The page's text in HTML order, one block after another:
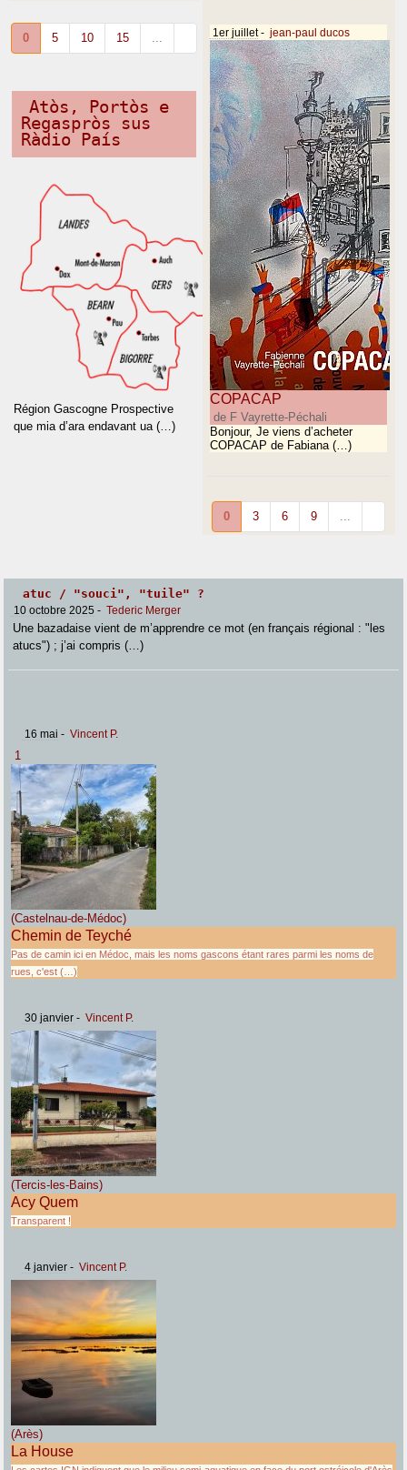
0 5 10 15 ...
Atòs, Portòs e
Regaspròs sus
Ràdio País
Région Gascogne Prospective
que mia d’ara endavant ua (…)
1er juillet- jean-paul ducos
COPACAP
de F Vayrette-Péchali
Bonjour, Je viens d’acheter
COPACAP de Fabiana (…)
0 3 6 9 ...
atuc / "souci", "tuile" ?
10 octobre 2025 - Tederic Merger
Une bazadaise vient de m’apprendre ce mot (en français régional : "les
atucs") ; j’ai compris (…)
16 mai - Vincent P.
1
(Castelnau-de-Médoc)
Chemin de Teyché
Pas de camin ici en Médoc, mais les noms gascons étant rares parmi les noms de
rues, c'est (…)
30 janvier- Vincent P.
(Tercis-les-Bains)
Acy Quem
Transparent !
4 janvier- Vincent P.
(Arès)
La House